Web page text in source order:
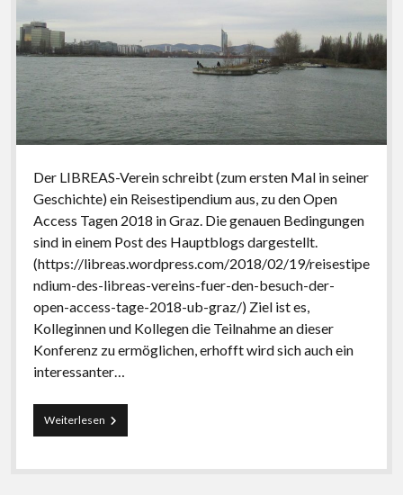
Der LIBREAS-Verein schreibt (zum ersten Mal in seiner
Geschichte) ein Reisestipendium aus, zu den Open
Access Tagen 2018 in Graz. Die genauen Bedingungen
sind in einem Post des Hauptblogs dargestellt.
(https://libreas.wordpress.com/2018/02/19/reisestipe
ndium-des-libreas-vereins-fuer-den-besuch-der-
open-access-tage-2018-ub-graz/) Ziel ist es,
Kolleginnen und Kollegen die Teilnahme an dieser
Konferenz zu ermöglichen, erhofft wird sich auch ein
interessanter…
Weiterlesen1.
Reisestipendium
LIBREAS-